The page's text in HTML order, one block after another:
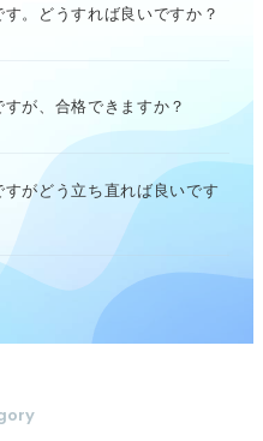
。どうすれば良いですか？
が、合格できますか？
がどう立ち直れば良いです